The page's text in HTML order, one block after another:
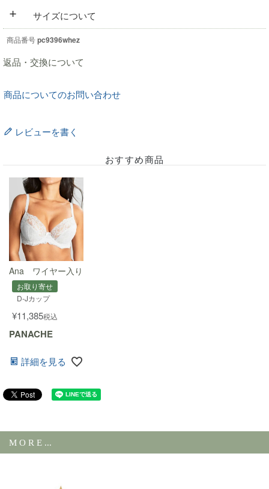
+ サイズについて
商品番号pc9396whez
返品・交換について
商品についてのお問い合わせ
レビューを書く
おすすめ商品
Ana ワイヤー入りプランジ(Vネック)ブラ
お取り寄せ
D-Jカップ
¥11,385税込
PANACHE
詳細を見る
M O R E ...